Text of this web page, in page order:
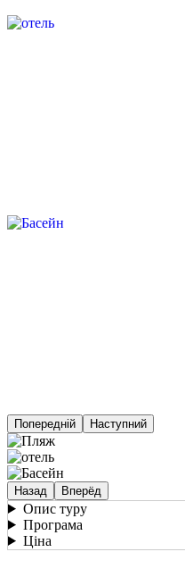
Попередній Наступний
Назад Вперёд
Опис туру
Програма
Ціна